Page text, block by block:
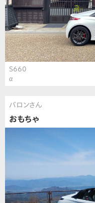
S660
α
バロンさん
おもちゃ